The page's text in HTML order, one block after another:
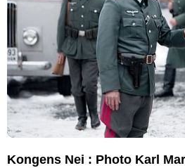
Kongens Nei : Photo Karl